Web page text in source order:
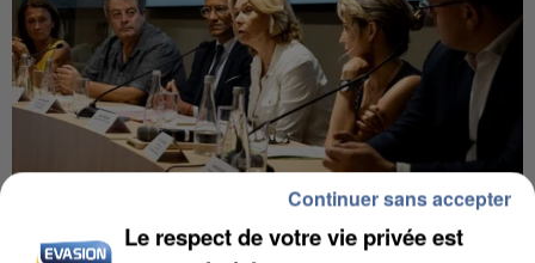
INCENDIES : L’ÎLE-DE-FRANCE LANCE UN ÉLAN
Le respect de votre vie privée est
Continuer sans accepter